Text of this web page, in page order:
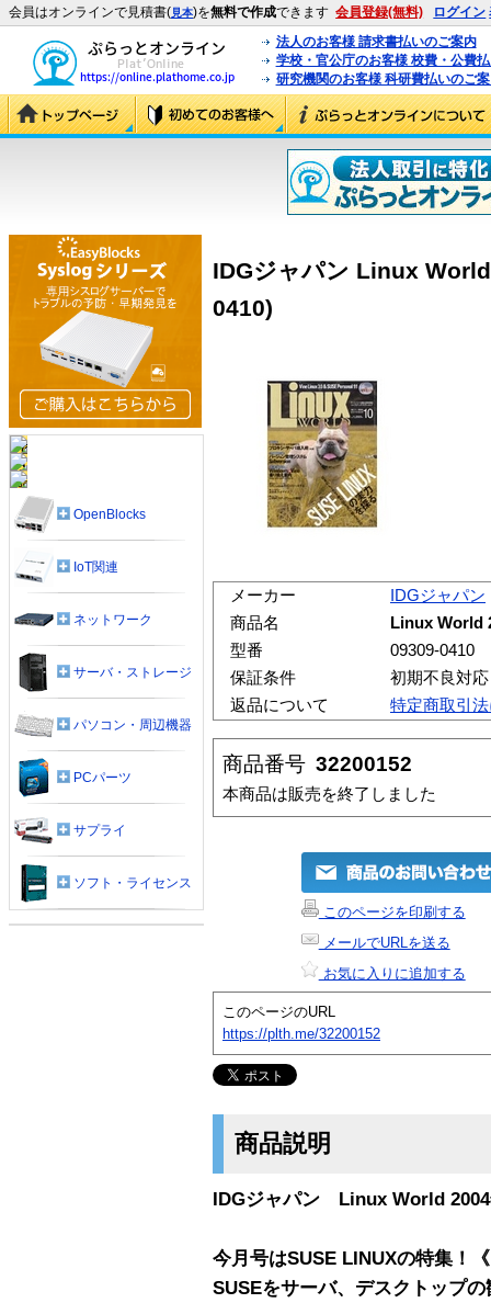
会員はオンラインで見積書(見本)を無料で作成できます 会員登録(無料) ログイン
法人のお客様 請求書払いのご案内
学校・官公庁のお客様 校費・公費
研究機関のお客様 科研費払いのご
IDGジャパン Linux
0410)
メーカー
IDGジャパン
商品名
Linux World
型番
09309-0410
保証条件
初期不良対
返品について
特定商取引
商品番号 32200152
本商品は販売を終了しました
このページを印刷する
メールでURLを送る
お気に入りに追加する
このページのURL
https://plth.me/32200152
商品説明
IDGジャパン Linux World 2004
今月号はSUSE LINUXの特集！
SUSEをサーバ、デスクトップ
OpenBlocks
IoT関連
ネットワーク
サーバ・ストレージ
パソコン・周辺機器
PCパーツ
サプライ
ソフト・ライセンス